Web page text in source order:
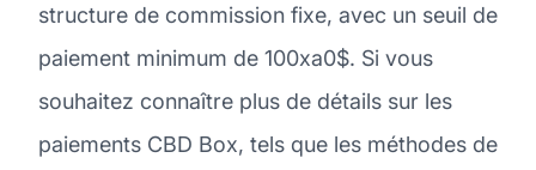
structure de commission fixe, avec un seuil de
paiement minimum de 100xa0$. Si vous
souhaitez connaître plus de détails sur les
paiements CBD Box, tels que les méthodes de